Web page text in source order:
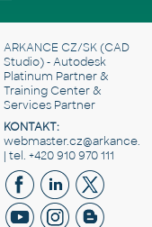
ARKANCE CZ/SK(CAD
Studio) - Autodesk
Platinum Partner &
Training Center &
Services Partner
KONTAKT:
| tel. +420 910 970 111